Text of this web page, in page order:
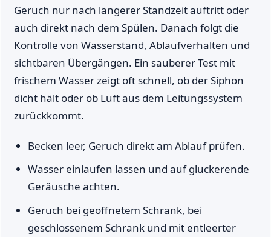
Geruch nur nach längerer Standzeit auftritt oder
auch direkt nach dem Spülen. Danach folgt die
Kontrolle von Wasserstand, Ablaufverhalten und
sichtbaren Übergängen. Ein sauberer Test mit
frischem Wasser zeigt oft schnell, ob der Siphon
dicht hält oder ob Luft aus dem Leitungssystem
zurückkommt.
Becken leer, Geruch direkt am Ablauf prüfen.
Wasser einlaufen lassen und auf gluckerende
Geräusche achten.
Geruch bei geöffnetem Schrank, bei
geschlossenem Schrank und mit entleerter